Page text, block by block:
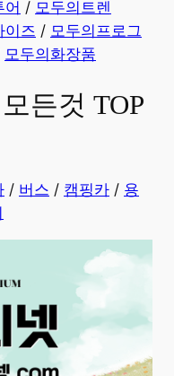
어 / 모두의트렌
이즈 / 모두의프로그
모두의화장품
든것 TOP
/ 버스 / 캠핑카 / 용